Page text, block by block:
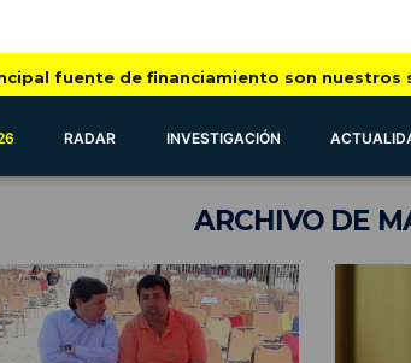
fuente de financiamiento son nuestros
RADAR INVESTIGACIÓN
ARCHIVODE